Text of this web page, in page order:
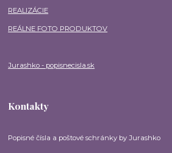
REALIZÁCIE
REÁLNE FOTO PRODUKTOV
Jurashko - popisnecisla.sk
Kontakty
Popisné čísla a poštové schránky by Jurashko